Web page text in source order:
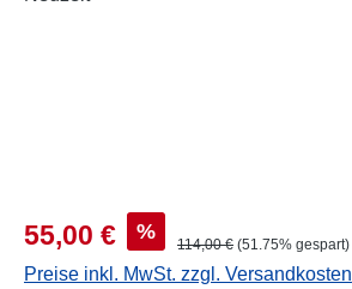
Verkaufspreis:
55,00 € % Regulärer Preis:
114,00 € (51.75% gespart)
Preise inkl. MwSt. zzgl. Versandkosten